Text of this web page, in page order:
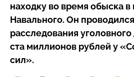
находку во время обыска в
Навального. Он
расследования
ста миллионов рублей у
сил».